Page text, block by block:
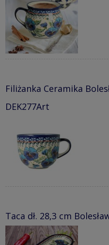
Filiżanka Ceramika
DEK277Art
Taca dł. 28,3 cm